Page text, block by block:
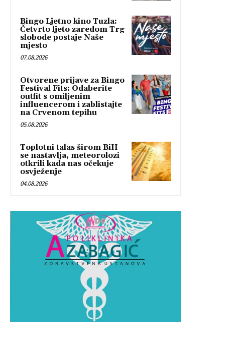
Bingo Ljetno kino Tuzla:
Četvrto ljeto zaredom Trg
slobode postaje Naše
mjesto
07.08.2026
Otvorene prijave za Bingo
Festival Fits: Odaberite
outfit s omiljenim
influencerom i zablistajte
na Crvenom tepihu
05.08.2026
Toplotni talas širom BiH
se nastavlja, meteorolozi
otkrili kada nas očekuje
osvježenje
04.08.2026